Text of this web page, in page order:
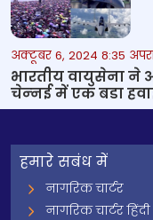
अक्टूबर 6, 2024 8:35
भारतीय वायुसेना ने
चेन्‍नई में एक बडा
हमारे सबंध में
नागरिक चार्टर
नागरिक चार्टर